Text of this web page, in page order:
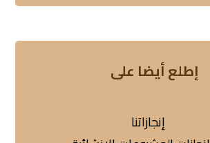
إطلع أيضا على
إنجازاتنا